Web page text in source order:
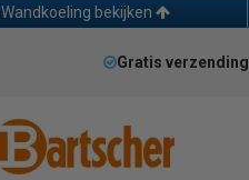
Wandkoeling bekijken
Gratis verzending